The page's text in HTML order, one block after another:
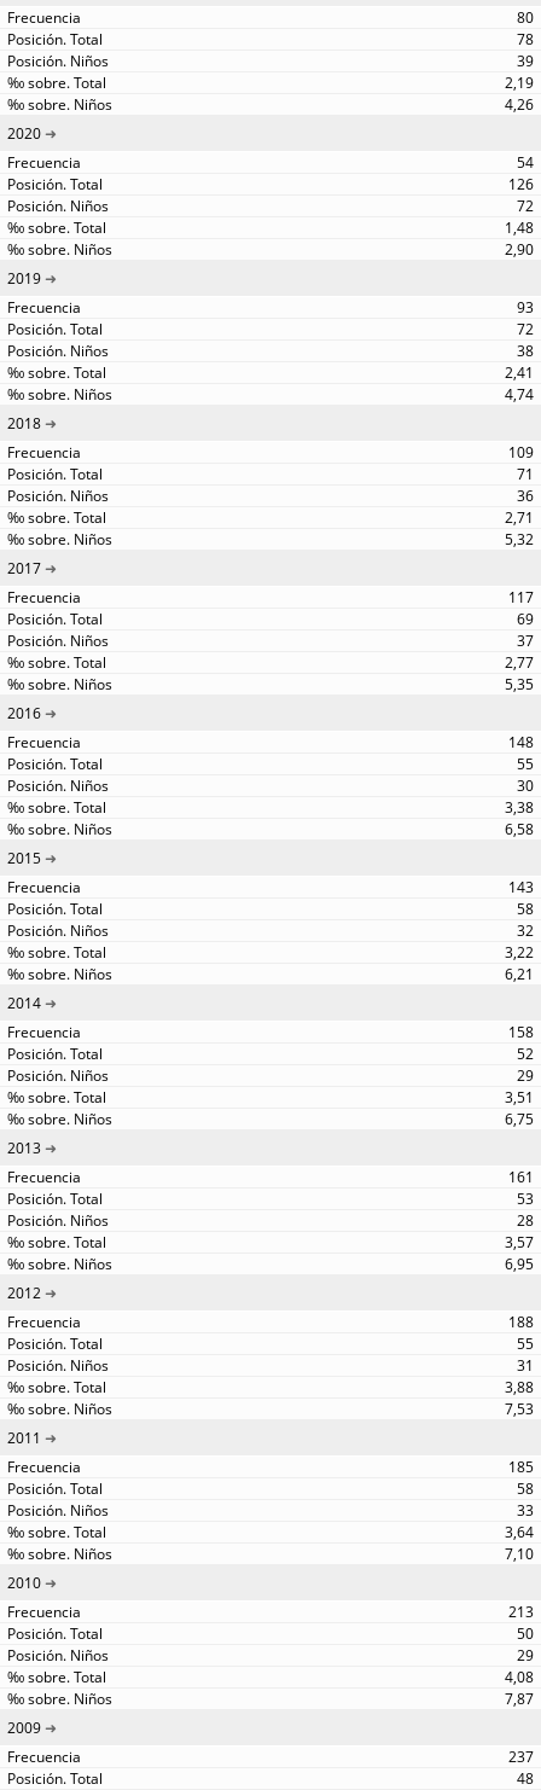
80
78
39
2,19
4,26
2020
54
126
72
1,48
2,90
2019
93
72
38
2,41
4,74
2018
109
71
36
2,71
5,32
2017
117
69
37
2,77
5,35
2016
148
55
30
3,38
6,58
2015
143
58
32
3,22
6,21
2014
158
52
29
3,51
6,75
2013
161
53
28
3,57
6,95
2012
188
55
31
3,88
7,53
2011
185
58
33
3,64
7,10
2010
213
50
29
4,08
7,87
2009
237
48